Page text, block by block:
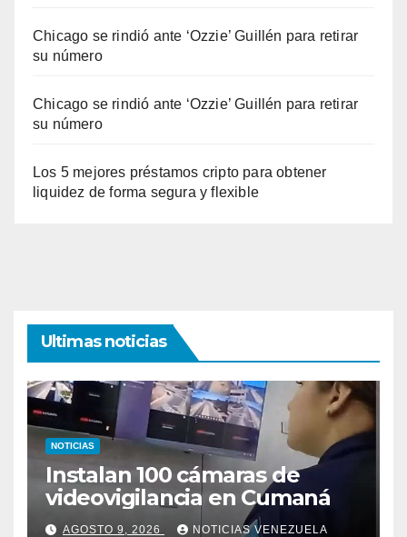
Chicago se rindió ante ‘Ozzie’ Guillén para retirar
su número
Chicago se rindió ante ‘Ozzie’ Guillén para retirar
su número
Los 5 mejores préstamos cripto para obtener
liquidez de forma segura y flexible
Ultimas noticias
NOTICIAS
Instalan 100 cámaras de
videovigilancia en Cumaná
AGOSTO 9, 2026 NOTICIAS VENEZUELA